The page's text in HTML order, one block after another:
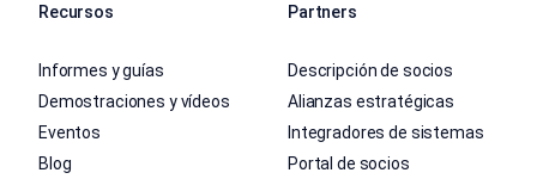
Recursos
Informes y guías
Demostraciones y vídeos
Eventos
Blog
Partners
Descripción de socios
Alianzas estratégicas
Integradores de sistemas
Portal de socios